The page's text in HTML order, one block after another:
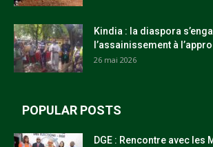
Kindia : la diaspora
l’assainissement à
26 mai 2026
POPULAR POSTS
DGE : Rencontre avec les